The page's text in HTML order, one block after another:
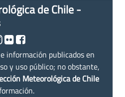
de Chile -
información publicados en
y uso público; no obstante,
Meteorológica de Chile